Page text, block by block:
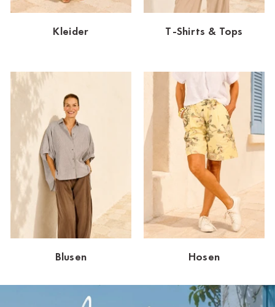
Dornbirn
Dortmund-Hombruch
Essen
HH-AEZ
HH-EEZ
HH-Eppendorf
HH-Hanseviertel
HH-Wandsbek
Hannover
Innsbruck
Kiel-CittiPark
Kleider T-Shirts & Tops
Blusen Hosen